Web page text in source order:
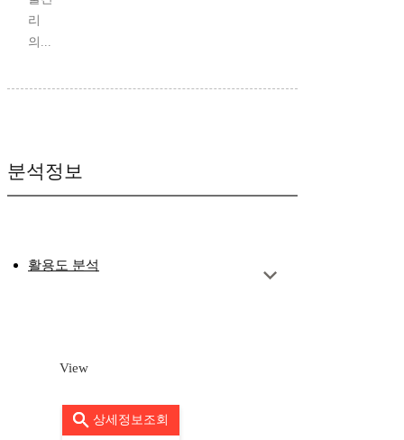
리
의...
분석정보
활용도 분석
View
상세정보조회